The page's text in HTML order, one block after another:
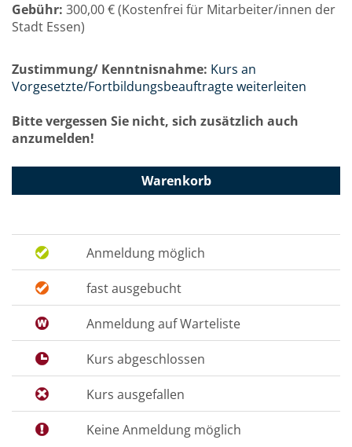
Gebühr: 300,00 € (Kostenfrei für Mitarbeiter/innen der
Stadt Essen)
Zustimmung/ Kenntnisnahme: Kurs an
Vorgesetzte/Fortbildungsbeauftragte weiterleiten
Bitte vergessen Sie nicht, sich zusätzlich auch
anzumelden!
Warenkorb
Anmeldung möglich
fast ausgebucht
Anmeldung auf Warteliste
Kurs abgeschlossen
Kurs ausgefallen
Keine Anmeldung möglich